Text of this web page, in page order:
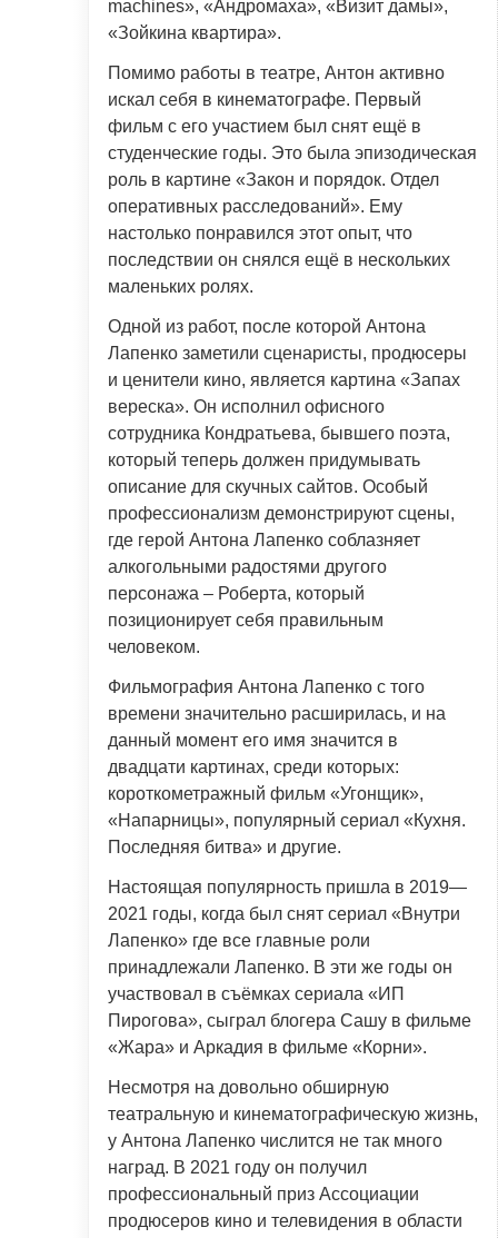
machines», «Андромаха», «Визит дамы»,
«Зойкина квартира».
Помимо работы в театре, Антон активно
искал себя в кинематографе. Первый
фильм с его участием был снят ещё в
студенческие годы. Это была эпизодическая
роль в картине «Закон и порядок. Отдел
оперативных расследований». Ему
настолько понравился этот опыт, что
последствии он снялся ещё в нескольких
маленьких ролях.
Одной из работ, после которой Антона
Лапенко заметили сценаристы, продюсеры
и ценители кино, является картина «Запах
вереска». Он исполнил офисного
сотрудника Кондратьева, бывшего поэта,
который теперь должен придумывать
описание для скучных сайтов. Особый
профессионализм демонстрируют сцены,
где герой Антона Лапенко соблазняет
алкогольными радостями другого
персонажа – Роберта, который
позиционирует себя правильным
человеком.
Фильмография Антона Лапенко с того
времени значительно расширилась, и на
данный момент его имя значится в
двадцати картинах, среди которых:
короткометражный фильм «Угонщик»,
«Напарницы», популярный сериал «Кухня.
Последняя битва» и другие.
Настоящая популярность пришла в 2019—
2021 годы, когда был снят сериал «Внутри
Лапенко» где все главные роли
принадлежали Лапенко. В эти же годы он
участвовал в съёмках сериала «ИП
Пирогова», сыграл блогера Сашу в фильме
«Жара» и Аркадия в фильме «Корни».
Несмотря на довольно обширную
театральную и кинематографическую жизнь,
у Антона Лапенко числится не так много
наград. В 2021 году он получил
профессиональный приз Ассоциации
продюсеров кино и телевидения в области